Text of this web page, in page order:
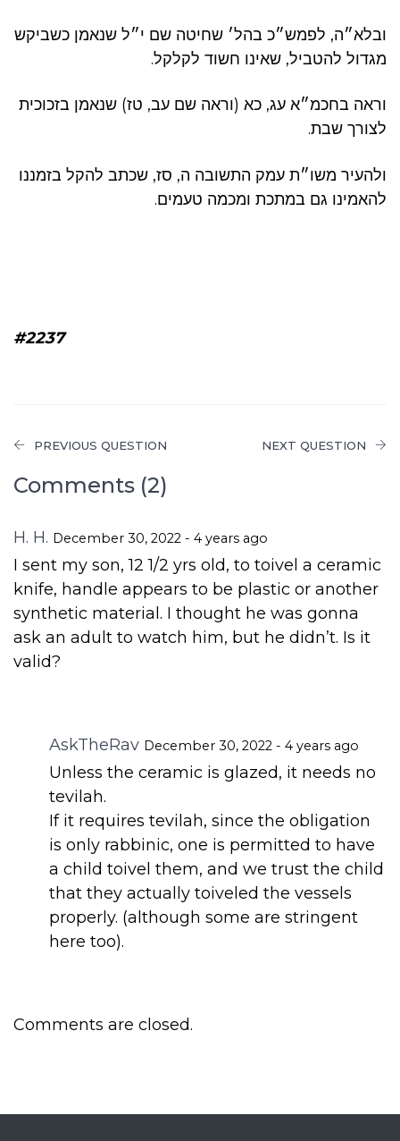
ובלא״ה, לפמש״כ בהל׳ שחיטה שם י״ל שנאמן כשביקש
מגדול להטביל, שאינו חשוד לקלקל.
וראה בחכמ״א עג, כא (וראה שם עב, טז) שנאמן בזכוכית
לצורך שבת.
ולהעיר משו״ת עמק התשובה ה, סז, שכתב להקל בזמננו
להאמינו גם במתכת ומכמה טעמים.
#2237
PREVIOUS QUESTION NEXT QUESTION
Comments (2)
H. H. December 30, 2022 - 4 years ago
I sent my son, 12 1/2 yrs old, to toivel a ceramic
knife, handle appears to be plastic or another
synthetic material. I thought he was gonna
ask an adult to watch him, but he didn’t. Is it
valid?
AskTheRav December 30, 2022 - 4 years ago
Unless the ceramic is glazed, it needs no
tevilah.
If it requires tevilah, since the obligation
is only rabbinic, one is permitted to have
a child toivel them, and we trust the child
that they actually toiveled the vessels
properly. (although some are stringent
here too).
Comments are closed.